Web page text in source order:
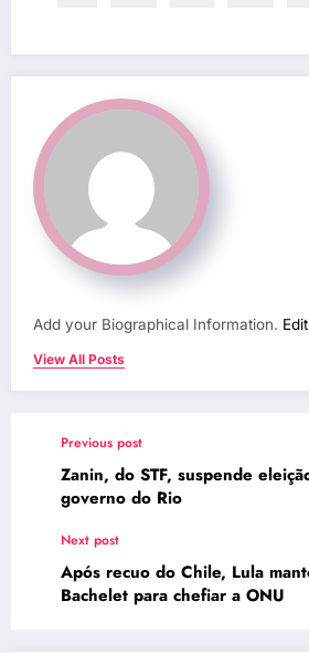
Add your Biographical Information.
View All Posts
Previous post
Zanin, do STF, suspende
governo do Rio
Next post
Após recuo do Chile, Lula
Bachelet para chefiar a ONU